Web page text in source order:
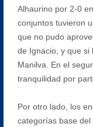
Alhaurino por 2-0
conjuntos tuvieron
que no pudo
de Ignacio, y que si
Manilva. En el
tranquilidad por
Por otro lado, los
categorías base